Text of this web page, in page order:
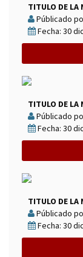
TITULO DE LA
Públicado
Fecha: 30
TITULO DE LA
Públicado
Fecha: 30
TITULO DE LA
Públicado
Fecha: 30